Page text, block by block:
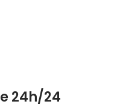
24h/24